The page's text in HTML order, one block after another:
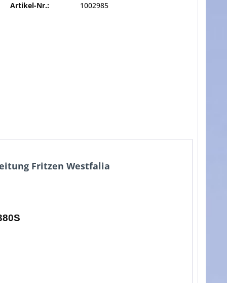
Artikel-Nr.: 1002985
Fritzen Westfalia